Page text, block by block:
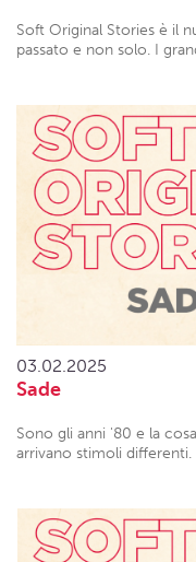
Soft Original Stories è il
passato e non solo. I
03.02.2025
Sade
Sono gli anni '80 e la
arrivano stimoli differenti.